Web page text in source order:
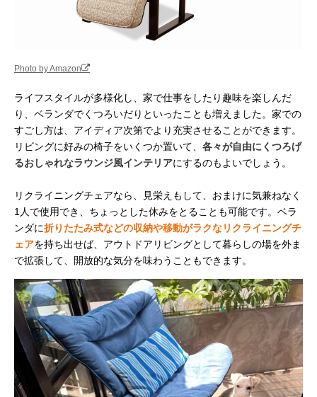
Photo by Amazon
ライフスタイルが多様化し、家で仕事をしたり趣味を楽しんだ
り、ベランダでくつろいだりといったことも増えました。家での
すごし方は、アイディア次第でより充実させることができます。
リビングに好みの椅子をいくつか置いて、 各々が自由にくつろげ
るおしゃれなラウンジ風インテリアにするのもよいでしょう。
リクライニングチェアなら、見栄えもして、おまけに気兼ねなく
1人で使用でき、ちょっとした休みをとることも可能です。ベラ
ンダに折りたたみ式などの収納や移動がラクなリクライニングチ
ェアを持ち出せば、アウトドアリビングとして暮らしの場を外ま
で拡張して、開放的な気分を味わうこともできます。